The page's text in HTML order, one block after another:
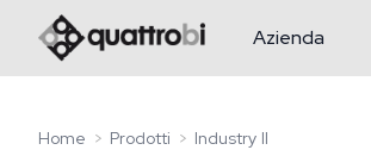
logo quattrobi Azienda
Home Prodotti Industry II